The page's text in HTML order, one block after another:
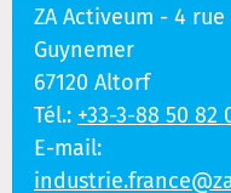
ZA Activeum - 4 rue
Guynemer
67120 Altorf
Tél.: +33-3-88 50 82
E-mail: